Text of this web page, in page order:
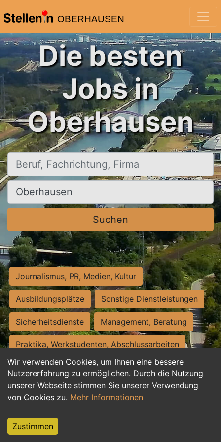
OBERHAUSEN
Wir verwenden Cookies, um Ihnen eine bessere
Nutzererfahrung zu ermöglichen. Durch die Nutzung
unserer Webseite stimmen Sie unserer Verwendung
von Cookies zu. Mehr Informationen
Zustimmen
Die besten
Jobs in
Oberhausen
Beruf, Fachrichtung, Firma
Ort, Stadt
Suchen
Journalismus, PR, Medien, Kultur
Ausbildungsplätze Sonstige Dienstleistungen
Sicherheitsdienste Management, Beratung
Praktika, Werkstudenten, Abschlussarbeiten
Personalwesen Assistenz, Sekretariat
Hilfskräfte, Aushilfs- und Nebenjobs
Weiterbildung, Studium, duale Ausbildung